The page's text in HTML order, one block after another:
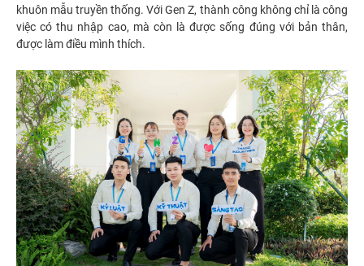
khuôn mẫu truyền thống. Với Gen Z, thành công không chỉ là công
việc có thu nhập cao, mà còn là được sống đúng với bản thân,
được làm điều mình thích.